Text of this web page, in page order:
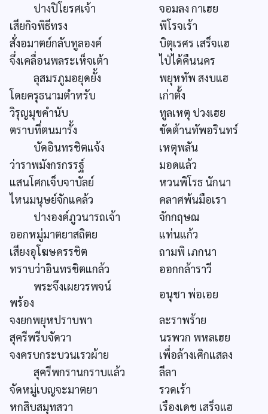
ปางปิโยรศเจ้า
จอมลง กาเฮย
เสียกิจพิธีทรง
พิโรจเร้า
สั่งอมาตย์กลับทูลองค์
บิตุเรศร เสร็จแฮ
จึ่งเคลื่อนพลระเห็จเต้า
ไป่ได้คืนนคร
ลุสมรภูมอยุดยั้ง
พยุหทัพ สงบแฮ
โดยครุธนามตำหรับ
เก่าตั้ง
วิรุญมุขคำนับ
ทูลเหตุ ปวงเฮย
ตราบที่ตนมารั้ง
ขัดต้านทัพอรินทร์
บัดอินทรชิตแจ้ง
เหตุพลัน
ว่าราพมังกรกรรฐ์
มอดแล้ว
แสนโศกเจ็บจาบัลย์
หวนพิโรธ นักนา
ไหนมนุษย์จักแคล้ว
คลาศพ้นมือเรา
ปางองค์ภูวนารถเจ้า
จักกฤษณ
ออกหมู่มาตยาสถิตย
แท่นแก้ว
เสียงอุโฆษครรชิต
ถามพิ เภกนา
ทราบว่าอินทรชิตแกล้ว
ออกกล้าราวี
พระจึงเผยวรพจน์
พร้อง
อนุชา พ่อเอย
จงยกพยุหปราบพา
ละราพร้าย
สุครีพรีบจัดวา
นรพวก พหลเฮย
จงครบกระบวนเรวผ้าย
เพื่อล้างเศิกแสลง
สุครีพกรานกราบแล้ว
ลีลา
จัดหมู่เบญจะมาตยา
รวดเร้า
หกสิบสมุทสวา
เรืองเดช เสร็จแฮ